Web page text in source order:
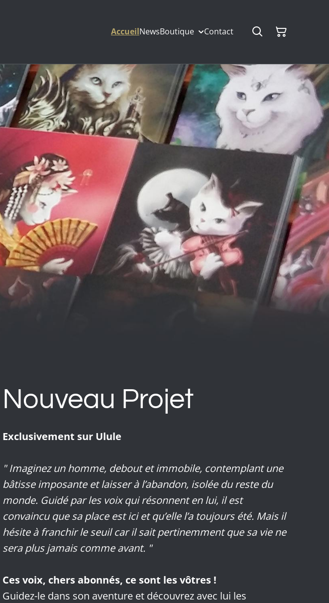
AccueilNewsBoutique Contact
Nouveau Projet
Exclusivement sur Ulule
" Imaginez un homme, debout et immobile, contemplant une
bâtisse imposante et laisser à l’abandon, isolée du reste du
monde. Guidé par les voix qui résonnent en lui, il est
convaincu que sa place est ici et qu’elle l’a toujours été. Mais il
hésite à franchir le seuil car il sait pertinemment que sa vie ne
sera plus jamais comme avant. "
Ces voix, chers abonnés, ce sont les vôtres !
Guidez-le dans son aventure et découvrez avec lui les